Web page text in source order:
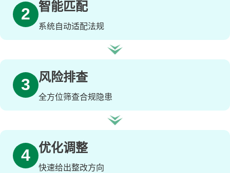
2 智能匹配
系统自动适配法规
3 风险排查
全方位筛查合规隐患
4 优化调整
快速给出整改方向